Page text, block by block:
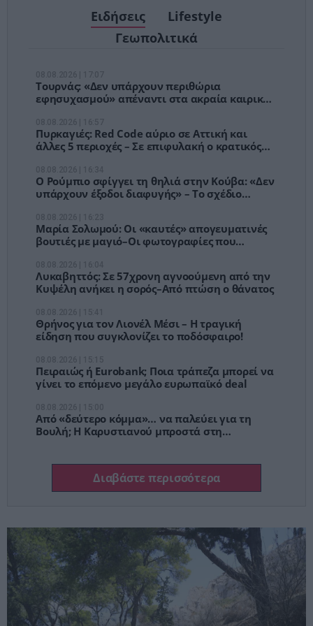
Ειδήσεις
Lifestyle
Γεωπολιτικά
Τουρνάς: «Δεν υπάρχουν περιθώρια
εφησυχασμού» απέναντι στα ακραία καιρικά
Πυρκαγιές: Red Code αύριο σε Αττική και
άλλες 5 περιοχές – Σε επιφυλακή ο κρατικός
Ο Ρούμπιο σφίγγει τη θηλιά στην Κούβα: «Δεν
υπάρχουν έξοδοι διαφυγής» – Το σχέδιο
Μαρία Σολωμού: Οι «καυτές» απογευματινές
βουτιές με μαγιό–Οι φωτογραφίες που
Λυκαβηττός: Σε 57χρονη αγνοούμενη από την
Κυψέλη ανήκει η σορός–Από πτώση ο θάνατος
Θρήνος για τον Λιονέλ Μέσι – Η τραγική
είδηση που συγκλονίζει το ποδόσφαιρο!
Πειραιώς ή Eurobank; Ποια τράπεζα μπορεί να
γίνει το επόμενο μεγάλο ευρωπαϊκό deal
Από «δεύτερο κόμμα»… να παλεύει για τη
Βουλή; Η Καρυστιανού μπροστά στη
Διαβάστε περισσότερα